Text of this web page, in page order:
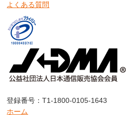
よくある質問
登録番号：T1-1800-0105-1643
ホーム